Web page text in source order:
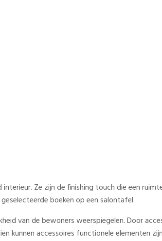
Ze zijn de finishing touch die een
boeken op een salontafel.
van de bewoners weerspiegelen. Door
kunnen accessoires functionele elementen